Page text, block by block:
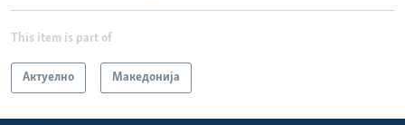
This item is part of
Актуелно Македонија